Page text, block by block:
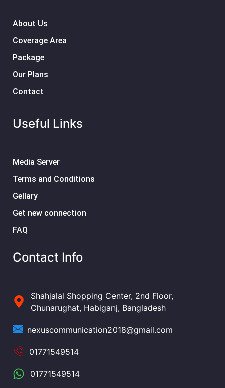
About Us
Coverage Area
Package
Our Plans
Contact
Useful Links
Media Server
Terms and Conditions
Gellary
Get new connection
FAQ
Contact Info
Shahjalal Shopping Center, 2nd Floor,
Chunarughat, Habiganj, Bangladesh
nexuscommunication2018@gmail.com
01771549514
01771549514